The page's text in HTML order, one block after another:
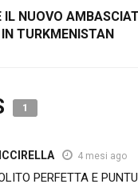
IL NUOVO
IN TURKMENISTAN
1
4 mesi ago
PERFETTA E